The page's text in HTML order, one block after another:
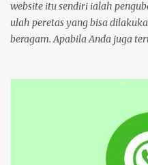
cyberspace, google sendiri aja
Kompas...
website itu sendiri ialah
ulah peretas yang bisa
beragam. Apabila Anda juga
beragam kemudahan
keinginan. Namun sebelum
lebih baik untuk mengenal